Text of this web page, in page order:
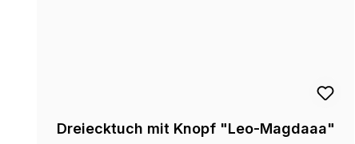
Dreiecktuch mit Knopf "Leo-Magdaaa"